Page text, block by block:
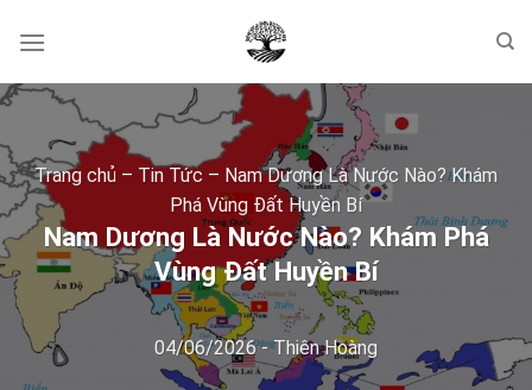
Trang chủ – Tin Tức – Nam Dương Là Nước Nào? Khám
Phá Vùng Đất Huyền Bí
Nam Dương Là Nước Nào? Khám Phá
Vùng Đất Huyền Bí
04/06/2026-Thiên Hoàng